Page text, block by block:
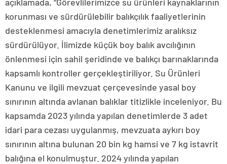
korunması ve sürdürülebilir balıkçılık faaliyetlerinin
desteklenmesi amacıyla denetimlerimiz aralıksız
sürdürülüyor. İlimizde küçük boy balık avcılığının
önlenmesi için sahil şeridinde ve balıkçı barınaklarında
kapsamlı kontroller gerçekleştiriliyor. Su Ürünleri
Kanunu ve ilgili mevzuat çerçevesinde yasal boy
sınırının altında avlanan balıklar titizlikle inceleniyor. Bu
kapsamda 2023 yılında yapılan denetimlerde 3 adet
idari para cezası uygulanmış, mevzuata aykırı boy
sınırının altına bulunan 20 bin kg hamsi ve 7 kg istavrit
balığına el konulmuştur. 2024 yılında yapılan